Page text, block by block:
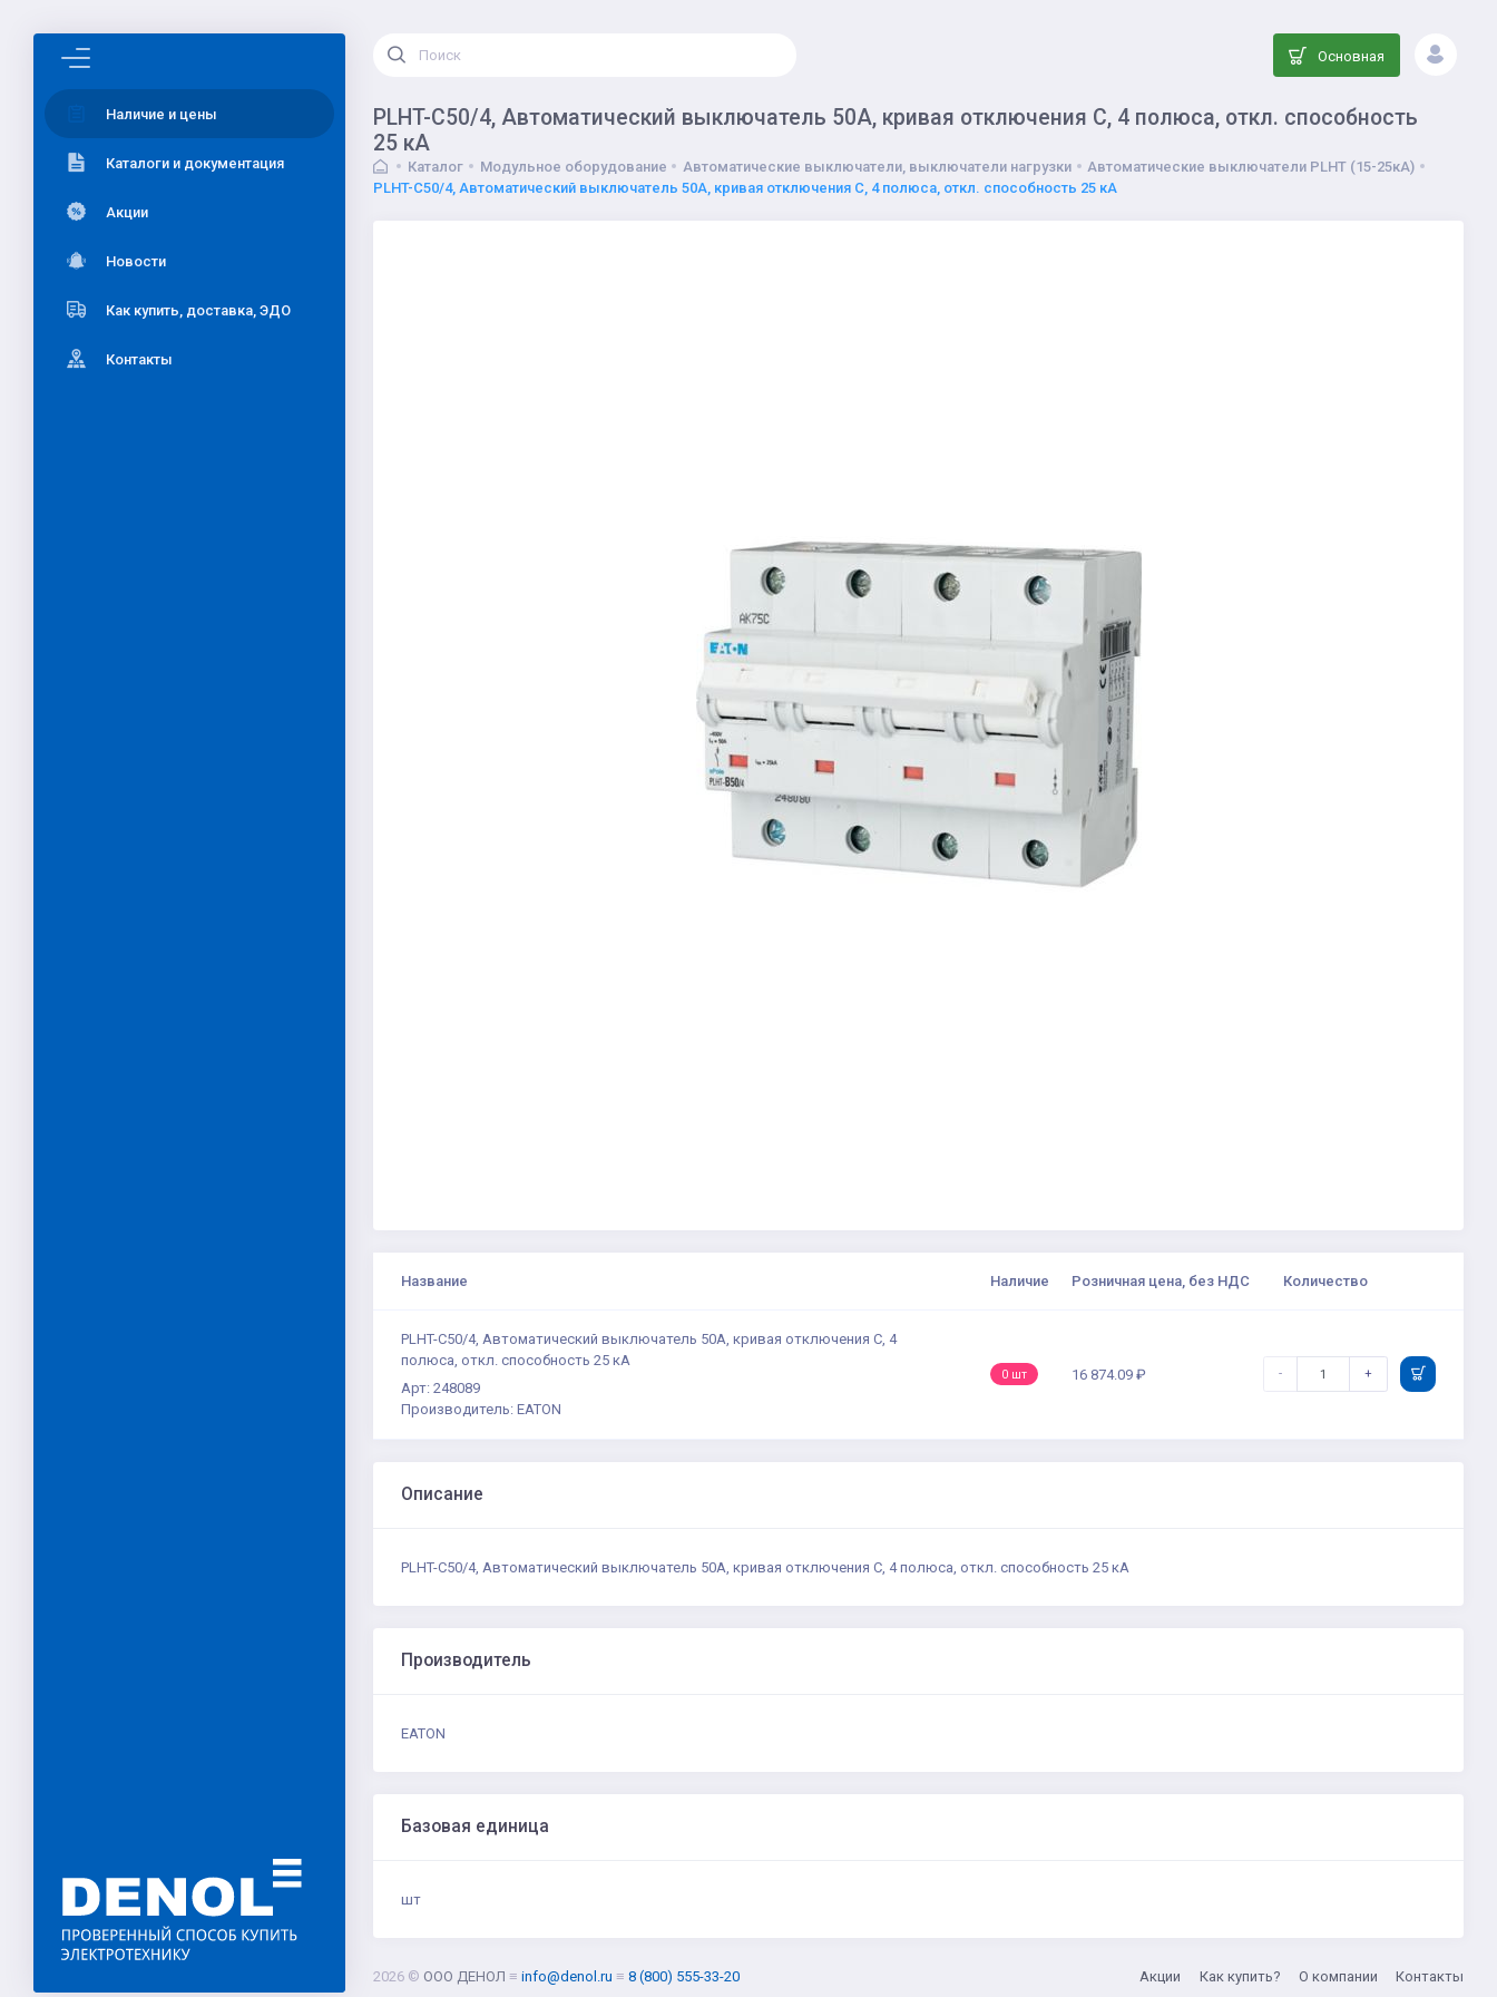
Наличие и цены
Каталоги и документация
Акции
Новости
Как купить, доставка, ЭДО
Контакты
Основная
PLHT-C50/4, Автоматический выключатель 50А, кривая отключения С, 4 полюса, откл. способность
25 кА
Каталог Модульное оборудование Автоматические выключатели, выключатели нагрузки
Автоматические выключатели PLHT (15-25кА)
PLHT-C50/4, Автоматический выключатель 50А, кривая отключения С, 4 полюса, откл. способность 25 кА
Название Наличие Розничная цена, без НДС Количество
PLHT-C50/4, Автоматический выключатель 50А, кривая отключения С, 4
полюса, откл. способность 25 кА
Арт: 248089
Производитель: EATON
0 шт 16 874.09 ₽ - +
Описание
PLHT-C50/4, Автоматический выключатель 50А, кривая отключения С, 4 полюса, откл. способность 25 кА
Производитель
EATON
Базовая единица
шт
2026 © ООО ДЕНОЛ ≡ info@denol.ru ≡ 8 (800) 555-33-20 Акции Как купить? О компании Контакты